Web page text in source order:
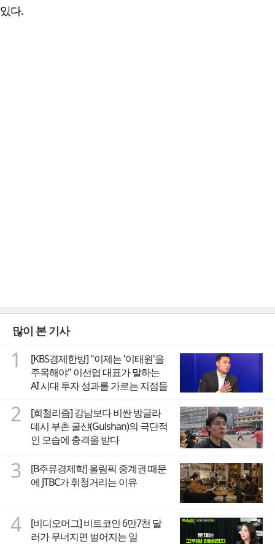
있다.
많이 본 기사
1
[KBS경제한방] "이제는 '이태원'을
주목해야" 이선엽 대표가 말하는
AI 시대 투자 성과를 가르는 지점들
2
[희철리즘] 강남보다 비싼 방글라
데시 부촌 굴샨(Gulshan)의 극단적
인 모습에 충격을 받다
3
[B주류경제학] 올림픽 중계권 때문
에 JTBC가 휘청거리는 이유
4
[비디오머그] 비트코인 6만7천 달
러가 무너지면 벌어지는 일